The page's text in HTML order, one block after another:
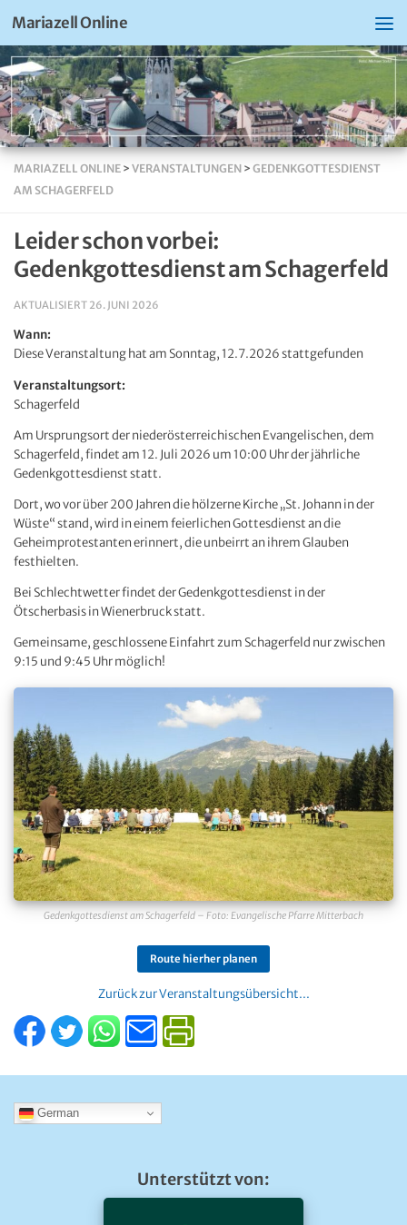
Mariazell Online
MARIAZELL ONLINE > VERANSTALTUNGEN > GEDENKGOTTESDIENST
AM SCHAGERFELD
Leider schon vorbei:
Gedenkgottesdienst am Schagerfeld
AKTUALISIERT 26. JUNI 2026
Wann:
Diese Veranstaltung hat am Sonntag, 12.7.2026 stattgefunden
Veranstaltungsort:
Schagerfeld
Am Ursprungsort der niederösterreichischen Evangelischen, dem
Schagerfeld, findet am 12. Juli 2026 um 10:00 Uhr der jährliche
Gedenkgottesdienst statt.
Dort, wo vor über 200 Jahren die hölzerne Kirche „St. Johann in der
Wüste“ stand, wird in einem feierlichen Gottesdienst an die
Geheimprotestanten erinnert, die unbeirrt an ihrem Glauben
festhielten.
Bei Schlechtwetter findet der Gedenkgottesdienst in der
Ötscherbasis in Wienerbruck statt.
Gemeinsame, geschlossene Einfahrt zum Schagerfeld nur zwischen
9:15 und 9:45 Uhr möglich!
Gedenkgottesdienst am Schagerfeld – Foto: Evangelische Pfarre Mitterbach
Route hierher planen
Zurück zur Veranstaltungsübersicht...
German
Unterstützt von: